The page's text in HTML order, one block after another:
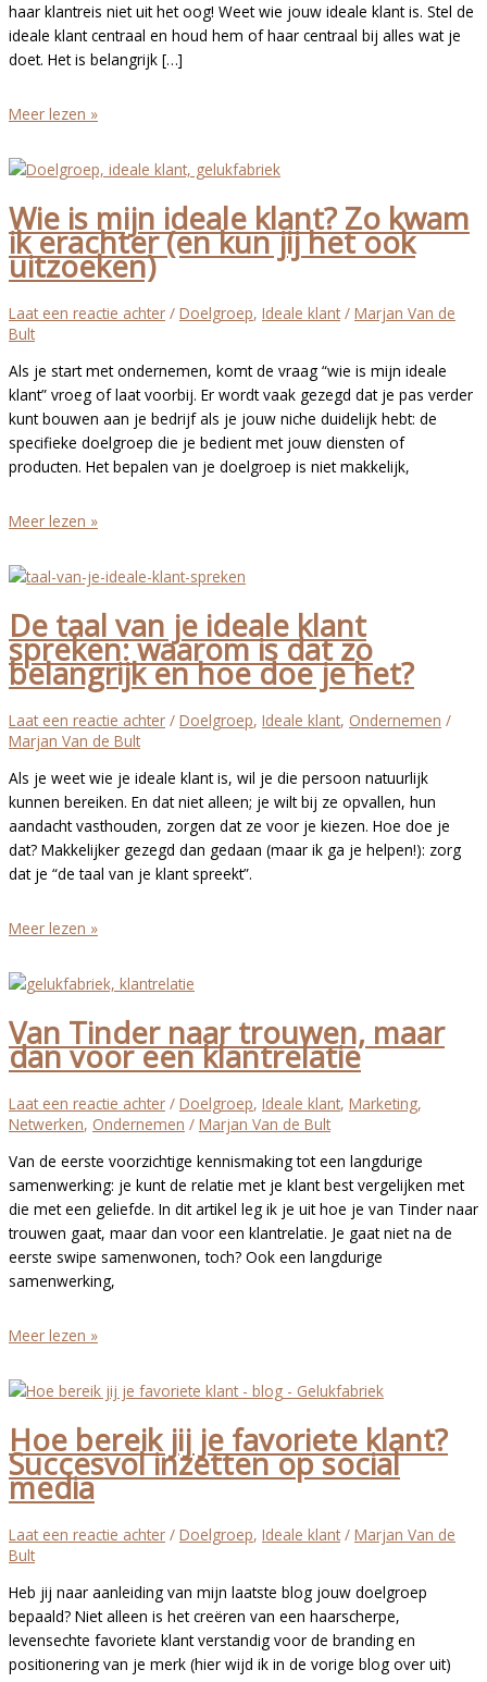
haar klantreis niet uit het oog! Weet wie jouw ideale klant is. Stel de
ideale klant centraal en houd hem of haar centraal bij alles wat je
doet. Het is belangrijk […]
Wees
eerlijk!
goed
ken
jij
jouw
klant
en
klantreis?
Meer lezen »
Wie is mijn ideale klant? Zo kwam
ik erachter (en kun jij het ook
uitzoeken)
Laat een reactie achter / Doelgroep, Ideale klant / Marjan Van de
Bult
Als je start met ondernemen, komt de vraag “wie is mijn ideale
klant” vroeg of laat voorbij. Er wordt vaak gezegd dat je pas verder
kunt bouwen aan je bedrijf als je jouw niche duidelijk hebt: de
specifieke doelgroep die je bedient met jouw diensten of
producten. Het bepalen van je doelgroep is niet makkelijk,
Wie
mijn
klant?
Zo
kwam
ik
erachter
(en
jij
het
ook
uitzoeken)
Meer lezen »
De taal van je ideale klant
spreken: waarom is dat zo
belangrijk en hoe doe je het?
Laat een reactie achter / Doelgroep, Ideale klant, Ondernemen /
Marjan Van de Bult
Als je weet wie je ideale klant is, wil je die persoon natuurlijk
kunnen bereiken. En dat niet alleen; je wilt bij ze opvallen, hun
aandacht vasthouden, zorgen dat ze voor je kiezen. Hoe doe je
dat? Makkelijker gezegd dan gedaan (maar ik ga je helpen!): zorg
dat je “de taal van je klant spreekt”.
De
van
ideale
klant
spreken:
waarom
is
zo
belangrijk
en
hoe
doe
je
Meer lezen »
Van Tinder naar trouwen, maar
dan voor een klantrelatie
Laat een reactie achter / Doelgroep, Ideale klant, Marketing,
Netwerken, Ondernemen / Marjan Van de Bult
Van de eerste voorzichtige kennismaking tot een langdurige
samenwerking: je kunt de relatie met je klant best vergelijken met
die met een geliefde. In dit artikel leg ik je uit hoe je van Tinder naar
trouwen gaat, maar dan voor een klantrelatie. Je gaat niet na de
eerste swipe samenwonen, toch? Ook een langdurige
samenwerking,
Van
naar
maar
dan
voor
een
klantrelatie
Meer lezen »
Hoe bereik jij je favoriete klant?
Succesvol inzetten op social
media
Laat een reactie achter / Doelgroep, Ideale klant / Marjan Van de
Bult
Heb jij naar aanleiding van mijn laatste blog jouw doelgroep
bepaald? Niet alleen is het creëren van een haarscherpe,
levensechte favoriete klant verstandig voor de branding en
positionering van je merk (hier wijd ik in de vorige blog over uit)